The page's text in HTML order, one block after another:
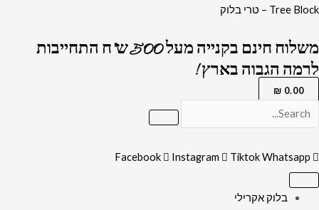
דילוג
Tree Block – טרי בלוק
משלוח חינם בקנייה מעל 500 ש"ח התחייבות
לרמה הגבוה בארץ !
0.00
₪
Facebook Instagram TiktokWhatsapp
בלוק אקרילי
כמות
2573-
תמונה
מעוצבת
זכוכית
מזמור